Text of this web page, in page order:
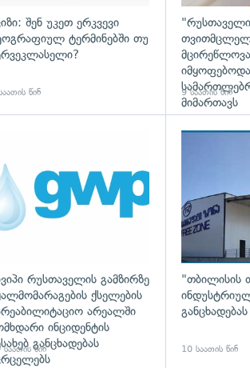
შენ უკეთ ერკვევი
ტერმინებში თუ
წინ
მიმართავს
9 საათის წინ
რუსთაველის გამზირზე
ქსელების
არეალში
ინციდენტის
განცხადებას
საათის წინ
"თბილისის
10 საათის წინ